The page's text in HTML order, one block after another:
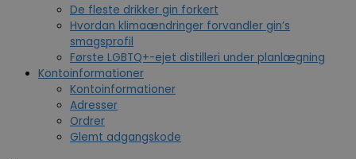
De fleste drikker gin forkert
Hvordan klimaændringer forvandler gin’s
smagsprofil
Første LGBTQ+-ejet distilleri under planlægning
Kontoinformationer
Kontoinformationer
Adresser
Ordrer
Glemt adgangskode